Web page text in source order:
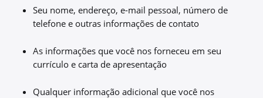
Seu nome, endereço, e-mail pessoal, número de
telefone e outras informações de contato
As informações que você nos forneceu em seu
currículo e carta de apresentação
Qualquer informação adicional que você nos